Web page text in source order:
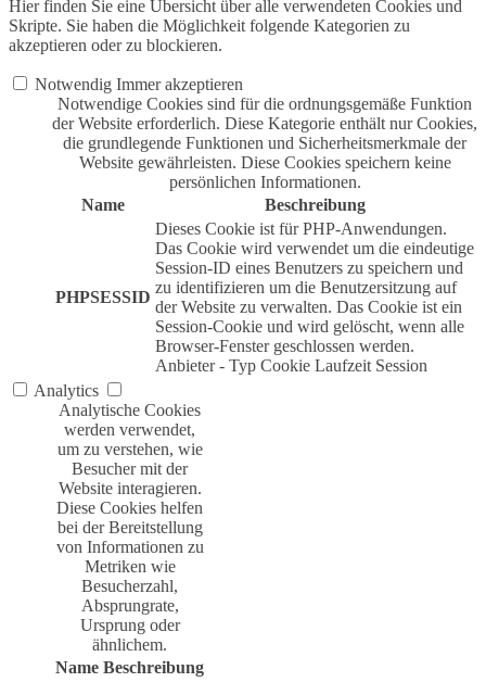
Hier finden Sie eine Übersicht über alle verwendeten Cookies und
Skripte. Sie haben die Möglichkeit folgende Kategorien zu
akzeptieren oder zu blockieren.
Notwendig Immer akzeptieren
Notwendige Cookies sind für die ordnungsgemäße Funktion
der Website erforderlich. Diese Kategorie enthält nur Cookies,
die grundlegende Funktionen und Sicherheitsmerkmale der
Website gewährleisten. Diese Cookies speichern keine
persönlichen Informationen.
Name
Beschreibung
PHPSESSID
Dieses Cookie ist für PHP-Anwendungen.
Das Cookie wird verwendet um die eindeutige
Session-ID eines Benutzers zu speichern und
zu identifizieren um die Benutzersitzung auf
der Website zu verwalten. Das Cookie ist ein
Session-Cookie und wird gelöscht, wenn alle
Browser-Fenster geschlossen werden.
Anbieter - Typ Cookie Laufzeit Session
Analytics
Analytische Cookies
werden verwendet,
um zu verstehen, wie
Besucher mit der
Website interagieren.
Diese Cookies helfen
bei der Bereitstellung
von Informationen zu
Metriken wie
Besucherzahl,
Absprungrate,
Ursprung oder
ähnlichem.
Name Beschreibung